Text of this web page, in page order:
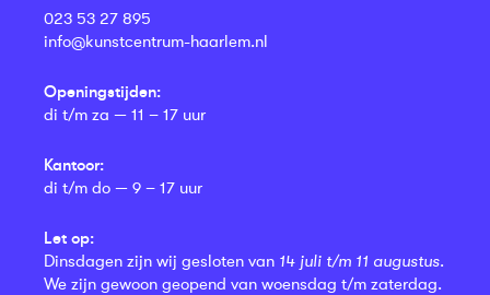
023 53 27 895
info@kunstcentrum-haarlem.nl
Openingstijden:
di t/m za — 11 – 17 uur
Kantoor:
di t/m do — 9 – 17 uur
Let op:
Dinsdagen zijn wij gesloten van 14 juli t/m 11 augustus.
We zijn gewoon geopend van woensdag t/m zaterdag.